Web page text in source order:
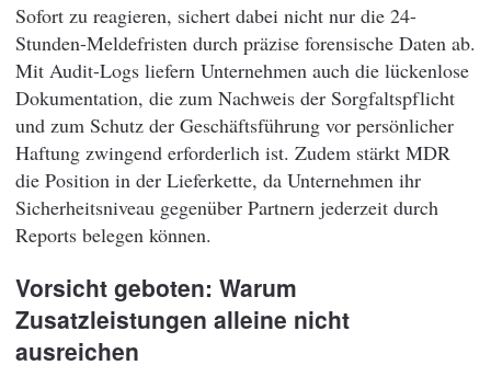
Sofort zu reagieren, sichert dabei nicht nur die 24-
Stunden-Meldefristen durch präzise forensische Daten ab.
Mit Audit-Logs liefern Unternehmen auch die lückenlose
Dokumentation, die zum Nachweis der Sorgfaltspflicht
und zum Schutz der Geschäftsführung vor persönlicher
Haftung zwingend erforderlich ist. Zudem stärkt MDR
die Position in der Lieferkette, da Unternehmen ihr
Sicherheitsniveau gegenüber Partnern jederzeit durch
Reports belegen können.
Vorsicht geboten: Warum
Zusatzleistungen alleine nicht
ausreichen